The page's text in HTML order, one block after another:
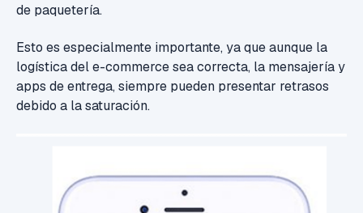
de paquetería.
Esto es especialmente importante, ya que aunque la
logística del e-commerce sea correcta, la mensajería y
apps de entrega, siempre pueden presentar retrasos
debido a la saturación.